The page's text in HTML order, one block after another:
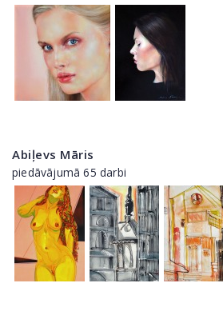
Abiļevs Māris
piedāvājumā 65 darbi